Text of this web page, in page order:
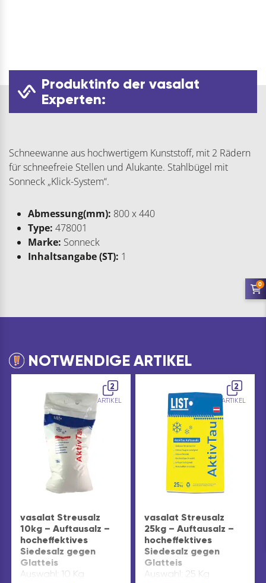
Produktinfo der vasalat
Experten:
Schneewanne aus hochwertigem Kunststoff, mit 2 Rädern
für schneefreie Stellen und Alukante. Stahlbügel mit
Sonneck „Klick-System“.
Abmessung(mm): 800 x 440
Type: 478001
Marke: Sonneck
Inhaltsangabe (ST): 1
NOTWENDIGE ARTIKEL
2
ARTIKEL
vasalat Streusalz
10kg – Auftausalz –
hocheffektives
Siedesalz gegen
Glatteis
Auswahl: 10 Kg
2
ARTIKEL
vasalat Streusalz
25kg – Auftausalz –
hocheffektives
Siedesalz gegen
Glatteis
Auswahl: 25 Kg
0